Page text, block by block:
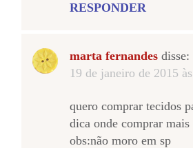
RESPONDER
marta fernandes disse:
19 de janeiro de 2015
quero comprar tecidos
dica onde comprar
obs:não moro em sp